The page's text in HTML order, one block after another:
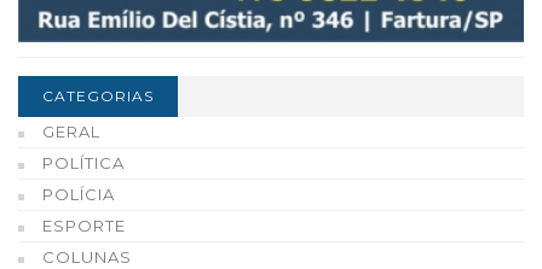
CATEGORIAS
GERAL
POLÍTICA
POLÍCIA
ESPORTE
COLUNAS